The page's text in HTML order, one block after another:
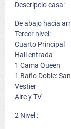
Descripcio casa:
De abajo hacia
Tercer nivel:
Cuarto Principal
Hall entrada
1 Cama Queen
1 Baño Doble:
Vestier
Aire y TV
2 Nivel :